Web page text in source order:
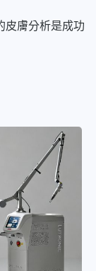
皮膚分析是成功